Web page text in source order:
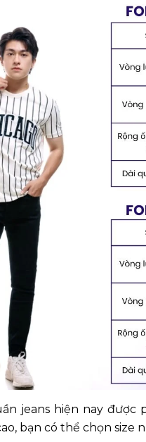
jeans hiện nay được
bạn có thể chọn size